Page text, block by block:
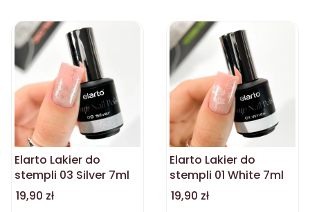
Elarto Lakier do
stempli 03 Silver 7ml
Cena
19,90 zł
Elarto Lakier do
stempli 01 White 7ml
Cena
19,90 zł